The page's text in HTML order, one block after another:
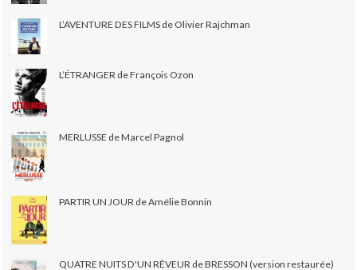
L’AVENTURE DES FILMS de Olivier Rajchman
L’ÉTRANGER de François Ozon
MERLUSSE de Marcel Pagnol
PARTIR UN JOUR de Amélie Bonnin
QUATRE NUITS D'UN RÊVEUR de BRESSON (version restaurée)